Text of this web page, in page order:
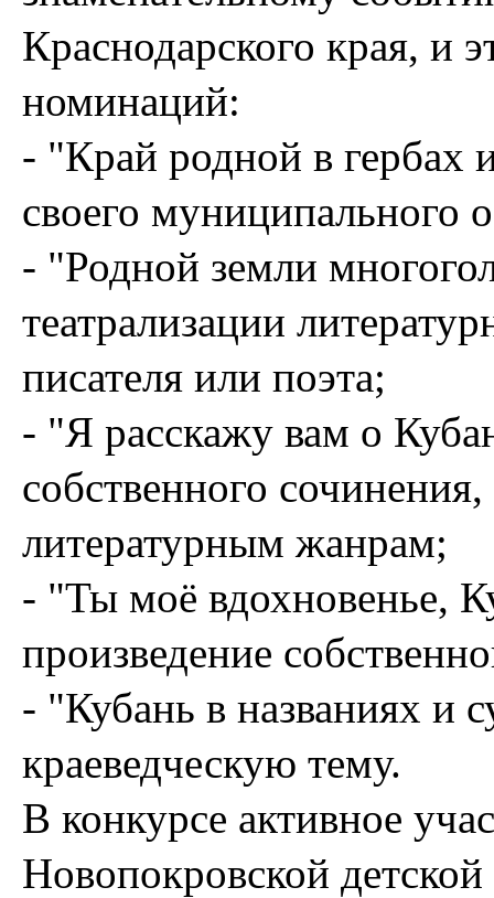
Краснодарского края, и
номинаций:
- "Край родной в гербах
своего муниципального
- "Родной земли
театрализации
писателя или поэта;
- "Я расскажу вам о
собственного
литературным жанрам;
- "Ты моё вдохновенье,
произведение
- "Кубань в названиях и
краеведческую тему.
В конкурсе активное
Новопокровской